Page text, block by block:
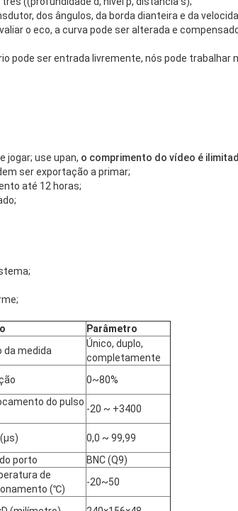
dos ângulos, da borda dianteira e da
o eco, a curva pode ser alterada e
pode ser entrada livremente, nós pode trabalhar
jogar; use upan, o comprimento do vídeo é
ser exportação a primar;
até 12 horas;
Parâmetro
da medida
Único, duplo,
completamente
0~80%
do pulso
-20 ~ +3400
0,0 ~ 99,99
porto
BNC (Q9)
de
(℃)
-20~50